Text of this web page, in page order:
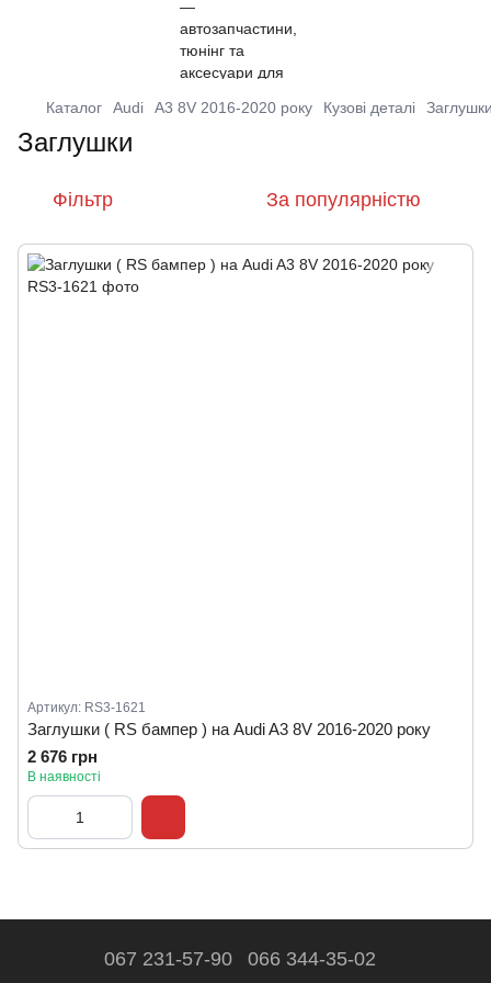
Каталог Audi A3 8V 2016-2020 року Кузові деталі
Заглушки
Фільтр За популярністю
Артикул: RS3-1621
Заглушки ( RS бампер ) на Audi A3 8V 2016-2020 року
2 676 грн
В наявності
067 231-57-90 066 344-35-02